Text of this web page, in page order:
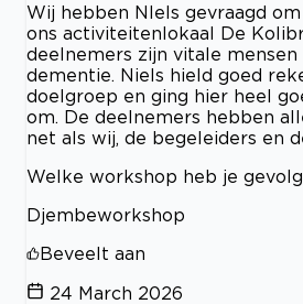
Wij hebben NIels gevraagd
ons activiteitenlokaal De
deelnemers zijn vitale
dementie. Niels hield goed
doelgroep en ging hier heel
om. De deelnemers hebben
net als wij, de begeleiders en
Welke workshop heb je
Djembeworkshop
Beveelt aan
24 March 2026